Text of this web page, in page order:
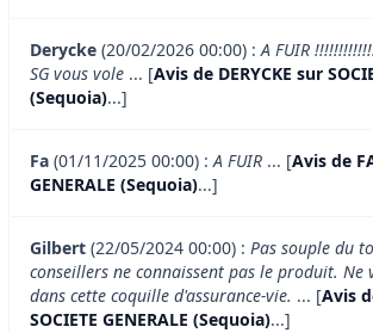
Derycke (20/02/2026 00:00) :A FUIR
SG vous vole ... [Avis de DERYCKE sur
(Sequoia)...]
Fa (01/11/2025 00:00) :A FUIR ... [Avis de
GENERALE (Sequoia)...]
Gilbert (22/05/2024 00:00) : Pas souple du
conseillers ne connaissent pas le produit. Ne
dans cette coquille d'assurance-vie. ... [Avis
SOCIETE GENERALE (Sequoia)...]